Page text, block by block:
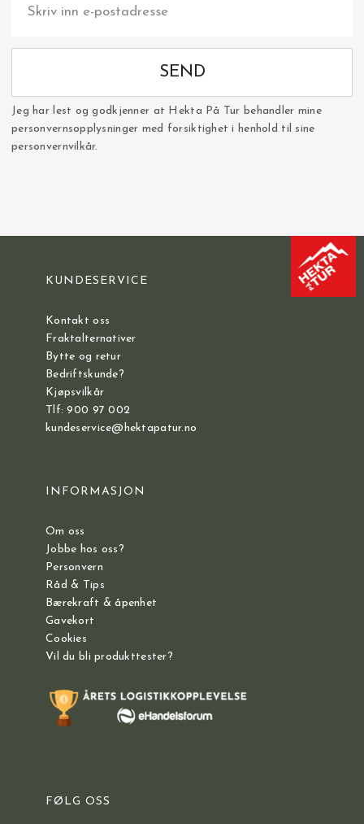
SEND
Jeg har lest og godkjenner at Hekta På Tur behandler mine
personvernsopplysninger med forsiktighet i henhold til sine
personvernvilkår.
KUNDESERVICE
Kontakt oss
Fraktalternativer
Bytte og retur
Bedriftskunde?
Kjøpsvilkår
Tlf: 900 97 002
kundeservice@hektapatur.no
INFORMASJON
Om oss
Jobbe hos oss?
Personvern
Råd & Tips
Bærekraft & åpenhet
Gavekort
Cookies
Vil du bli produkttester?
FØLG OSS